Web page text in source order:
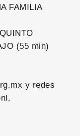
FAMILIA
(55 min)
y redes